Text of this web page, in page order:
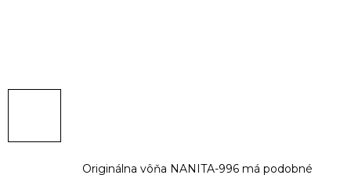
Originálna vôňa NANITA-996 má podobné